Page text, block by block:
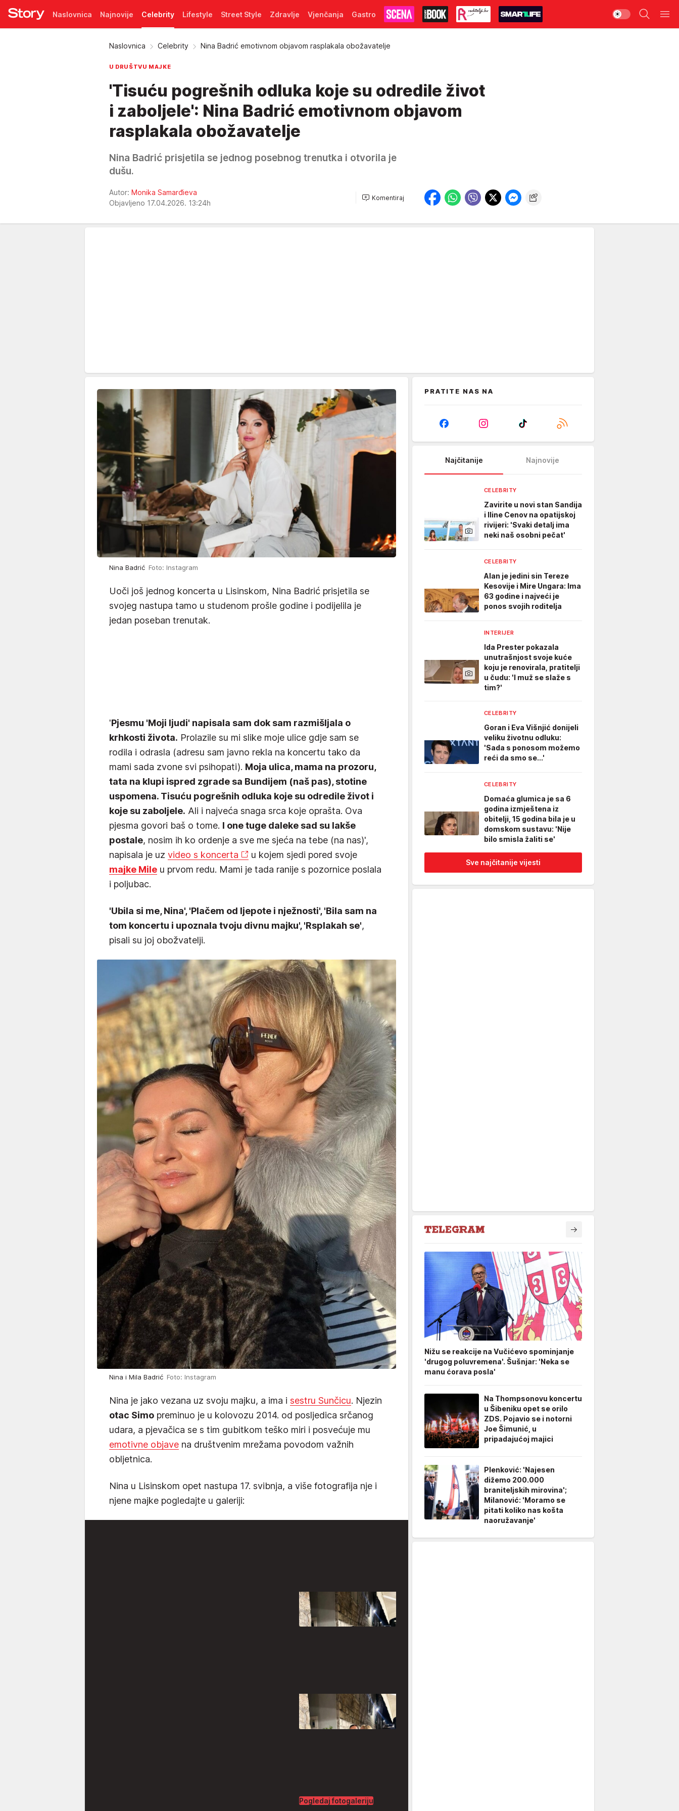
Naslovnica Najnovije Celebrity Lifestyle Street Style Zdravlje Vjenčanja Gastro
Naslovnica Celebrity Nina Badrić emotivnom objavom rasplakala obožavatelje
U DRUŠTVU MAJKE
'Tisuću pogrešnih odluka koje su odredile život
i zaboljele': Nina Badrić emotivnom objavom
rasplakala obožavatelje
Nina Badrić prisjetila se jednog posebnog trenutka i otvorila je
dušu.
Autor: Monika Samarđieva
Objavljeno 17.04.2026. 13:24h
Komentiraj
Nina Badrić Foto: Instagram
Uoči još jednog koncerta u Lisinskom, Nina Badrić prisjetila se
svojeg nastupa tamo u studenom prošle godine i podijelila je
jedan poseban trenutak.
'Pjesmu 'Moji ljudi' napisala sam dok sam razmišljala o
krhkosti života. Prolazile su mi slike moje ulice gdje sam se
rodila i odrasla (adresu sam javno rekla na koncertu tako da
mami sada zvone svi psihopati). Moja ulica, mama na prozoru,
tata na klupi ispred zgrade sa Bundijem (naš pas), stotine
uspomena. Tisuću pogrešnih odluka koje su odredile život i
koje su zaboljele. Ali i najveća snaga srca koje oprašta. Ova
pjesma govori baš o tome. I one tuge daleke sad su lakše
postale, nosim ih ko ordenje a sve me sjeća na tebe (na nas)',
napisala je uz video s koncerta
u kojem sjedi pored svoje
majke Mile u prvom redu. Mami je tada ranije s pozornice poslala
i poljubac.
'Ubila si me, Nina', 'Plačem od ljepote i nježnosti', 'Bila sam na
tom koncertu i upoznala tvoju divnu majku', 'Rsplakah se',
pisali su joj obožvatelji.
Nina i Mila Badrić Foto: Instagram
Nina je jako vezana uz svoju majku, a ima i sestru Sunčicu. Njezin
otac Simo preminuo je u kolovozu 2014. od posljedica srčanog
udara, a pjevačica se s tim gubitkom teško miri i posvećuje mu
emotivne objave na društvenim mrežama povodom važnih
obljetnica.
Nina u Lisinskom opet nastupa 17. svibnja, a više fotografija nje i
njene majke pogledajte u galeriji:
Pogledaj fotogaleriju
PRATITE NAS NA
Najčitanije Najnovije
CELEBRITY
Zavirite u novi stan Sandija
i Iline Cenov na opatijskoj
rivijeri: 'Svaki detalj ima
neki naš osobni pečat'
CELEBRITY
Alan je jedini sin Tereze
Kesovije i Mire Ungara: Ima
63 godine i najveći je
ponos svojih roditelja
INTERIJER
Ida Prester pokazala
unutrašnjost svoje kuće
koju je renovirala, pratitelji
u čudu: 'I muž se slaže s
tim?'
CELEBRITY
Goran i Eva Višnjić donijeli
veliku životnu odluku:
'Sada s ponosom možemo
reći da smo se...'
CELEBRITY
Domaća glumica je sa 6
godina izmještena iz
obitelji, 15 godina bila je u
domskom sustavu: 'Nije
bilo smisla žaliti se'
Sve najčitanije vijesti
Nižu se reakcije na Vučićevo spominjanje
'drugog poluvremena'. Šušnjar: 'Neka se
manu ćorava posla'
Na Thompsonovu koncertu
u Šibeniku opet se orilo
ZDS. Pojavio se i notorni
Joe Šimunić, u
pripadajućoj majici
Plenković: 'Najesen
dižemo 200.000
braniteljskih mirovina';
Milanović: 'Moramo se
pitati koliko nas košta
naoružavanje'